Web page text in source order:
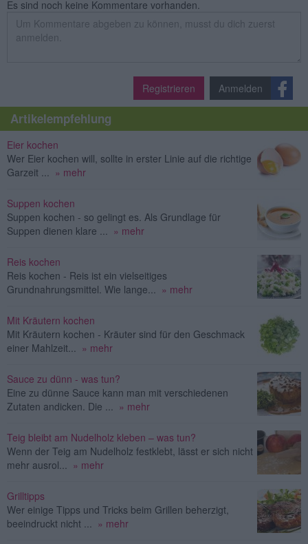
Es sind noch keine Kommentare vorhanden.
Registrieren Anmelden
Artikelempfehlung
Eier kochen
Wer Eier kochen will, sollte in erster Linie auf die richtige
Garzeit ...
» mehr
Suppen kochen
Suppen kochen - so gelingt es. Als Grundlage für
Suppen dienen klare ...
» mehr
Reis kochen
Reis kochen - Reis ist ein vielseitiges
Grundnahrungsmittel. Wie lange...
» mehr
Mit Kräutern kochen
Mit Kräutern kochen - Kräuter sind für den Geschmack
einer Mahlzeit...
» mehr
Sauce zu dünn - was tun?
Eine zu dünne Sauce kann man mit verschiedenen
Zutaten andicken. Die ...
» mehr
Teig bleibt am Nudelholz kleben – was tun?
Wenn der Teig am Nudelholz festklebt, lässt er sich nicht
mehr ausrol...
» mehr
Grilltipps
Wer einige Tipps und Tricks beim Grillen beherzigt,
beeindruckt nicht ...
» mehr